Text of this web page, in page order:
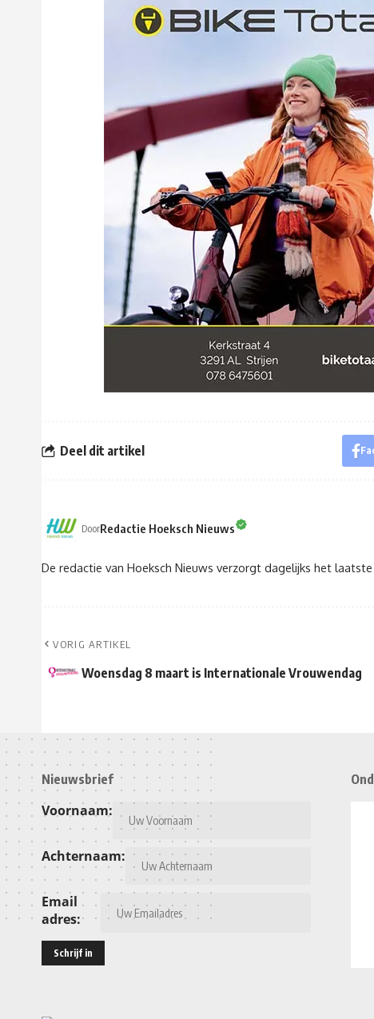
Deel dit artikel
DoorRedactie Hoeksch Nieuws
De redactie van Hoeksch Nieuws verzorgt dagelijks het
VORIG ARTIKEL
Woensdag 8 maart is Internationale Vrouwendag
Nieuwsbrief
Voornaam:
Achternaam:
Email
adres: